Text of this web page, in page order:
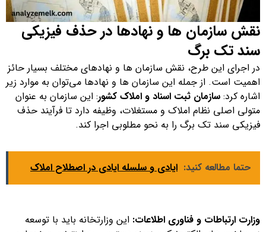
نقش سازمان ها و نهادها در حذف فیزیکی
سند تک برگ
در اجرای این طرح، نقش سازمان ها و نهادهای مختلف بسیار حائز
اهمیت است. از جمله این سازمان ها و نهادها می‌توان به موارد زیر
اشاره کرد: سازمان ثبت اسناد و املاک کشور: این سازمان به عنوان
متولی اصلی نظام املاک و مستغلات، وظیفه دارد تا فرآیند حذف
فیزیکی سند تک برگ را به نحو مطلوبی اجرا کند.
حتما مطالعه کنید: ایادی و سلسله ایادی در اصطلاح املاک
وزارت ارتباطات و فناوری اطلاعات: این وزارتخانه باید با توسعه